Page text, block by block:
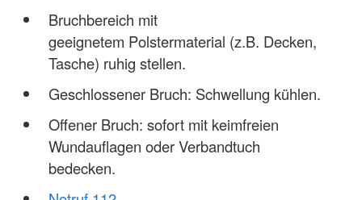
Bruchbereich mit
geeignetem Polstermaterial (z.B. Decken,
Tasche) ruhig stellen.
Geschlossener Bruch: Schwellung kühlen.
Offener Bruch: sofort mit keimfreien
Wundauflagen oder Verbandtuch
bedecken.